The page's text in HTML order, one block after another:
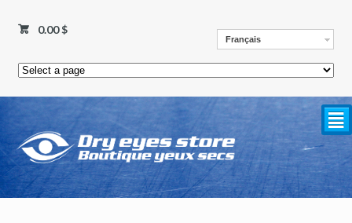
Français
0.00$
²